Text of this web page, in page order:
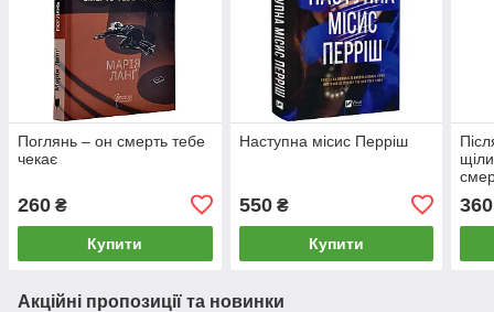
Поглянь – он смерть тебе
чекає
260 ₴
Купити
Наступна місис Перріш
550₴
Купити
360
Акційні пропозиції та новинки